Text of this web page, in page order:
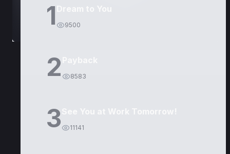
1 9500
2 8583
3 11141